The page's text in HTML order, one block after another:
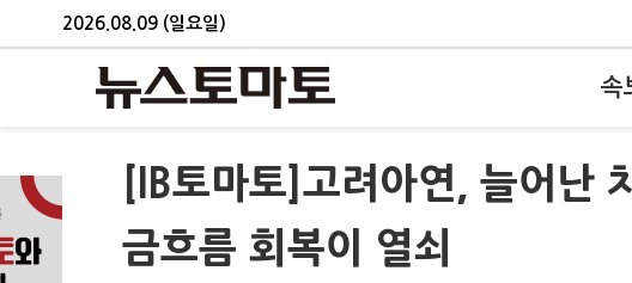
2026.08.09 (일요일)
속
[IB토마토]고려아연, 늘어
금흐름 회복이 열쇠